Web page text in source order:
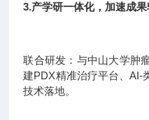
3.产学研一体化，加速成
联合研发：与中山大学肿
建PDX精准治疗平台、AI-
技术落地。